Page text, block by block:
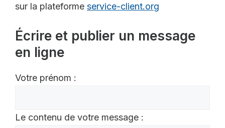
sur la plateforme service-client.org
Écrire et publier un message
en ligne
Votre prénom :
Le contenu de votre message :